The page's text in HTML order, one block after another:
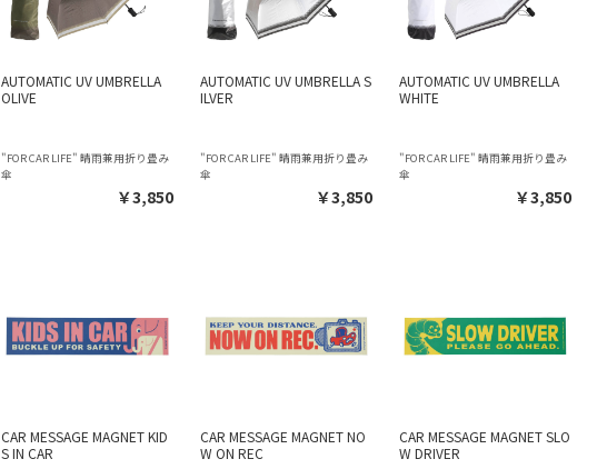
AUTOMATIC UV UMBRELLA
OLIVE
"FOR CAR LIFE" 晴雨兼用折り畳み
傘
￥3,850
AUTOMATIC UV UMBRELLA S
ILVER
"FOR CAR LIFE" 晴雨兼用折り畳み
傘
￥3,850
AUTOMATIC UV UMBRELLA
WHITE
"FOR CAR LIFE" 晴雨兼用折り畳み
傘
￥3,850
CAR MESSAGE MAGNET KID
S IN CAR
CAR MESSAGE MAGNET NO
W ON REC
CAR MESSAGE MAGNET SLO
W DRIVER